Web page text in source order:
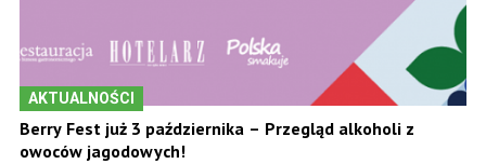
AKTUALNOŚCI
Berry Fest już 3 października – Przegląd alkoholi z
owoców jagodowych!